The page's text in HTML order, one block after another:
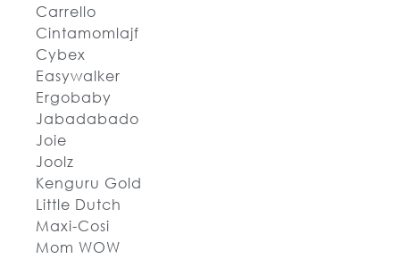
Carrello
Cintamomlajf
Cybex
Easywalker
Ergobaby
Jabadabado
Joie
Joolz
Kenguru Gold
Little Dutch
Maxi-Cosi
Mom WOW